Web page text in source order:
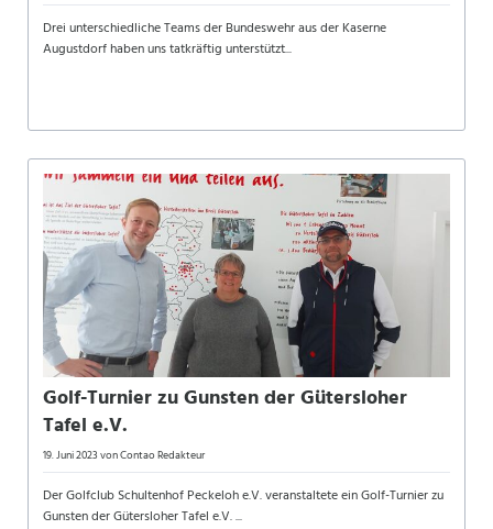
Drei unterschiedliche Teams der Bundeswehr aus der Kaserne
Augustdorf haben uns tatkräftig unterstützt...
Golf-Turnier zu Gunsten der Gütersloher
Tafel e.V.
19. Juni 2023von Contao Redakteur
Der Golfclub Schultenhof Peckeloh e.V. veranstaltete ein Golf-Turnier zu
Gunsten der Gütersloher Tafel e.V. ...